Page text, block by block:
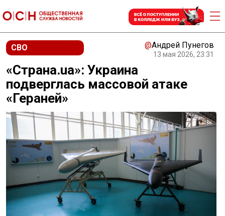
СВО @Андрей Пунегов
13 мая 2026, 23:31
«Страна.ua»: Украина
подверглась массовой атаке
«Гераней»